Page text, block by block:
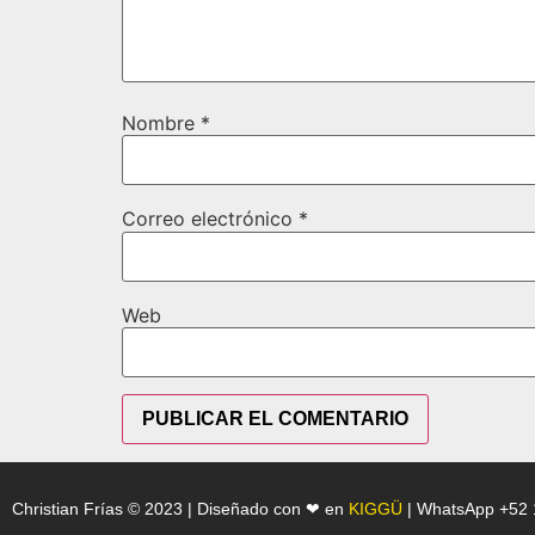
Nombre *
Correo electrónico *
Web
Christian Frías © 2023 | Diseñado con ❤ en KIGGÜ | WhatsApp +52